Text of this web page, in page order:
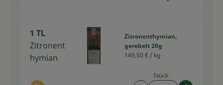
1 TL
Zitronent
hymian
Zitronenthymian,
gerebelt 20g
149,50 € / kg
Stück